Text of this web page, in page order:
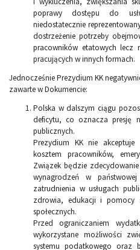
poprawy dostępu do
niedostatecznie
dostrzeżenie potrzeby
pracowników etatowych lecz
pracujących w innych formach.
Jednocześnie Prezydium KK
zawarte w Dokumencie:
Polska w dalszym ciągu
deficytu, co oznacza presję
publicznych.
Prezydium KK nie akceptuje
kosztem pracowników,
Związek będzie
wynagrodzeń w
zatrudnienia w usługach
zdrowia, edukacji i pomocy
społecznych.
Przed ograniczaniem
wykorzystane możliwości
systemu podatkowego oraz